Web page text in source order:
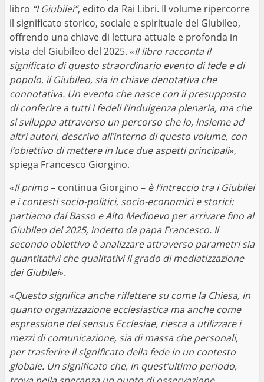
libro “I Giubilei”, edito da Rai Libri. Il volume ripercorre
il significato storico, sociale e spirituale del Giubileo,
offrendo una chiave di lettura attuale e profonda in
vista del Giubileo del 2025. «Il libro racconta il
significato di questo straordinario evento di fede e di
popolo, il Giubileo, sia in chiave denotativa che
connotativa. Un evento che nasce con il presupposto
di conferire a tutti i fedeli l’indulgenza plenaria, ma che
si sviluppa attraverso un percorso che io, insieme ad
altri autori, descrivo all’interno di questo volume, con
l’obiettivo di mettere in luce due aspetti principali»,
spiega Francesco Giorgino.
«Il primo– continua Giorgino – è l’intreccio tra i Giubilei
e i contesti socio-politici, socio-economici e storici:
partiamo dal Basso e Alto Medioevo per arrivare fino al
Giubileo del 2025, indetto da papa Francesco. Il
secondo obiettivo è analizzare attraverso parametri sia
quantitativi che qualitativi il grado di mediatizzazione
dei Giubilei».
«Questo significa anche riflettere su come la Chiesa, in
quanto organizzazione ecclesiastica ma anche come
espressione del sensus Ecclesiae, riesca a utilizzare i
mezzi di comunicazione, sia di massa che personali,
per trasferire il significato della fede in un contesto
globale. Un significato che, in quest’ultimo periodo,